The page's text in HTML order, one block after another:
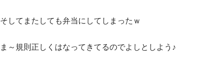
そしてまたしても弁当にしてしまったｗ
ま～規則正しくはなってきてるのでよしとしよう♪